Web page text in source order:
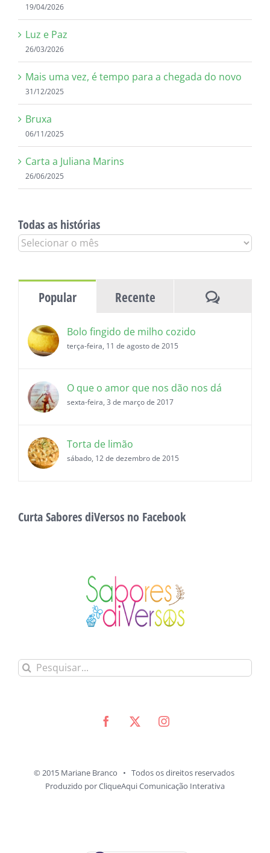
19/04/2026
Luz e Paz
26/03/2026
Mais uma vez, é tempo para a chegada do novo
31/12/2025
Bruxa
06/11/2025
Carta a Juliana Marins
26/06/2025
Todas as histórias
Todas
Popular Recente
Bolo fingido de milho cozido
terça-feira, 11 de agosto de 2015
O que o amor que nos dão nos dá
sexta-feira, 3 de março de 2017
Torta de limão
sábado, 12 de dezembro de 2015
Curta Sabores diVersos no Facebook
Buscar
© 2015 Mariane Branco • Todos os direitos reservados
Produzido porCliqueAqui Comunicação Interativa